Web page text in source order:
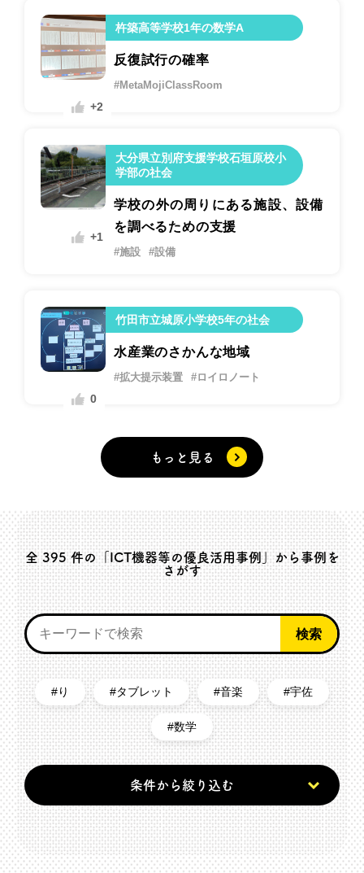
杵築高等学校1年の数学A
+2
反復試行の確率
#MetaMojiClassRoom
大分県立別府支援学校石垣原校小
学部の社会
+1
学校の外の周りにある施設、設備
を調べるための支援
#施設 #設備
竹田市立城原小学校5年の社会
0
水産業のさかんな地域
#拡大提示装置 #ロイロノート
もっと見る
全395件の「ICT機器等の優良活用事例」から事例を
さがす
り タブレット 音楽 宇佐
数学
条件から絞り込む